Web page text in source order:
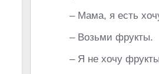
– Мама, я есть
– Возьми фрукты.
– Я не хочу